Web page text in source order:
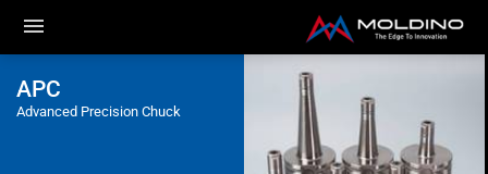
APC
Advanced Precision Chuck